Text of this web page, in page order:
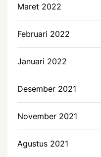
Maret 2022
Februari 2022
Januari 2022
Desember 2021
November 2021
Agustus 2021